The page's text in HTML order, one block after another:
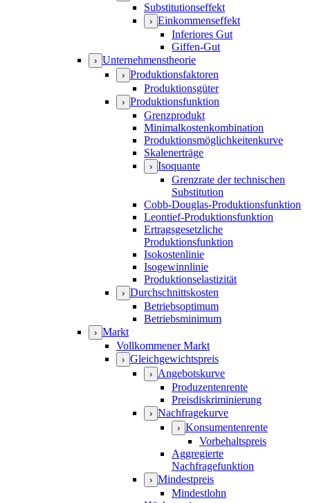
Substitutionseffekt
› Einkommenseffekt
Inferiores Gut
Giffen-Gut
› Unternehmenstheorie
› Produktionsfaktoren
Produktionsgüter
› Produktionsfunktion
Grenzprodukt
Minimalkostenkombination
Produktionsmöglichkeitenkurve
Skalenerträge
› Isoquante
Grenzrate der technischen
Substitution
Cobb-Douglas-Produktionsfunktion
Leontief-Produktionsfunktion
Ertragsgesetzliche
Produktionsfunktion
Isokostenlinie
Isogewinnlinie
Produktionselastizität
› Durchschnittskosten
Betriebsoptimum
Betriebsminimum
› Markt
Vollkommener Markt
› Gleichgewichtspreis
› Angebotskurve
Produzentenrente
Preisdiskriminierung
› Nachfragekurve
› Konsumentenrente
Vorbehaltspreis
Aggregierte
Nachfragefunktion
› Mindestpreis
Mindestlohn